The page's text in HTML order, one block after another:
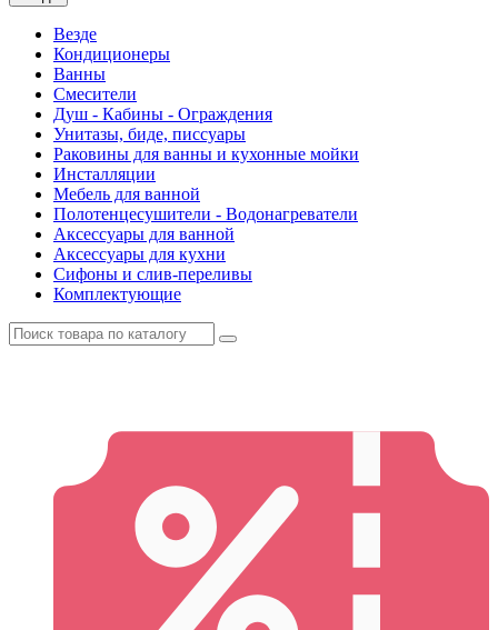
Везде
Кондиционеры
Ванны
Смесители
Душ - Кабины - Ограждения
Унитазы, биде, писсуары
Раковины для ванны и кухонные мойки
Инсталляции
Мебель для ванной
Полотенцесушители - Водонагреватели
Аксессуары для ванной
Аксессуары для кухни
Сифоны и слив-переливы
Комплектующие